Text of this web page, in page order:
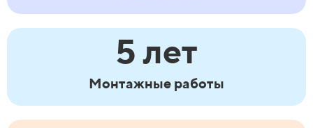
5 лет
Монтажные работы